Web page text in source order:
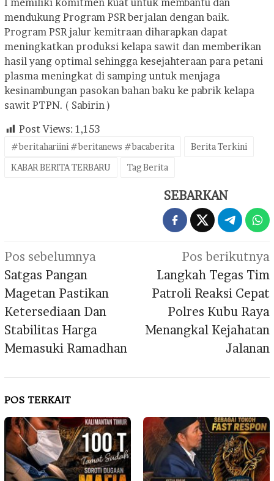
mendukung Program PSR berjalan dengan baik.
Program PSR jalur kemitraan diharapkan dapat
meningkatkan produksi kelapa sawit dan memberikan
hasil yang optimal sehingga kesejahteraan para petani
plasma meningkat di samping untuk menjaga
kesinambungan pasokan bahan baku ke pabrik kelapa
sawit PTPN. ( Sabirin )
Post Views: 1,153
#beritahariini #beritanews #bacaberita
Berita Terkini
KABAR BERITA TERBARU
Tag Berita
SEBARKAN
Navigasi
pos
Pos sebelumnya
Satgas Pangan
Magetan Pastikan
Ketersediaan Dan
Stabilitas Harga
Memasuki Ramadhan
Pos berikutnya
Langkah Tegas Tim
Patroli Reaksi Cepat
Polres Kubu Raya
Menangkal Kejahatan
Jalanan
POS TERKAIT